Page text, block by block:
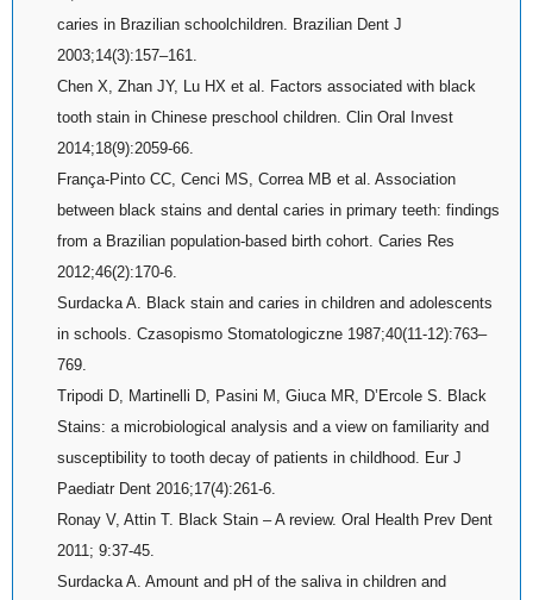
caries in Brazilian schoolchildren. Brazilian Dent J
2003;14(3):157–161.
Chen X, Zhan JY, Lu HX et al. Factors associated with black
tooth stain in Chinese preschool children. Clin Oral Invest
2014;18(9):2059-66.
França-Pinto CC, Cenci MS, Correa MB et al. Association
between black stains and dental caries in primary teeth: findings
from a Brazilian population-based birth cohort. Caries Res
2012;46(2):170-6.
Surdacka A. Black stain and caries in children and adolescents
in schools. Czasopismo Stomatologiczne 1987;40(11-12):763–
769.
Tripodi D, Martinelli D, Pasini M, Giuca MR, D’Ercole S. Black
Stains: a microbiological analysis and a view on familiarity and
susceptibility to tooth decay of patients in childhood. Eur J
Paediatr Dent 2016;17(4):261-6.
Ronay V, Attin T. Black Stain – A review. Oral Health Prev Dent
2011; 9:37-45.
Surdacka A. Amount and pH of the saliva in children and